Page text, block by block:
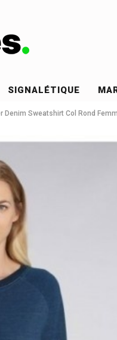
SIGNALÉTIQUE
Denim Sweatshirt Col Rond